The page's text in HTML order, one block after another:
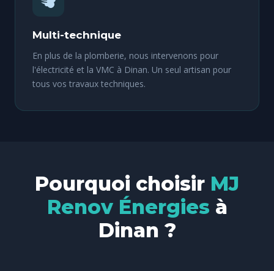
Multi-technique
En plus de la plomberie, nous intervenons pour
l'électricité et la VMC à Dinan. Un seul artisan pour
tous vos travaux techniques.
Pourquoi choisir MJ
Renov Énergies à
Dinan ?